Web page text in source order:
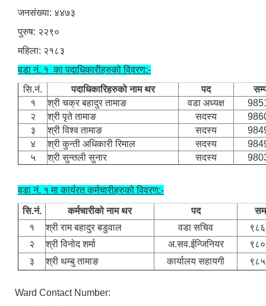
जनसंख्या: ४४७३
पुरुष: २२९०
महिला: २१८३
वडा नं. १ का पदाधिकारीहरुको विवरण:-
सि.नं.
पदाधिकारिहरुको नाम थर पद
१
श्री चक्र बहादुर तामाङ वडा अध्यक्ष
२
श्री पृते तामाङ सदस्य
३
श्री विश्व तामाङ सदस्य
४
श्री कुन्ती अधिकारी रिमाल सदस्य
५
श्री सुन्तली सुनार सदस्य
वडा नं. १ मा कार्यरत कर्मचारीहरुको विवरण:-
सि.नं. कर्मचारीको नाम थर पद
१
श्री राम बहादुर बडुवाल वडा सचिव
२
श्री विनोद शर्मा अ.सव.ईन्जिनियर
३
श्री थम्बु तामाङ कार्यालय सहायगी
Ward Contact Number: